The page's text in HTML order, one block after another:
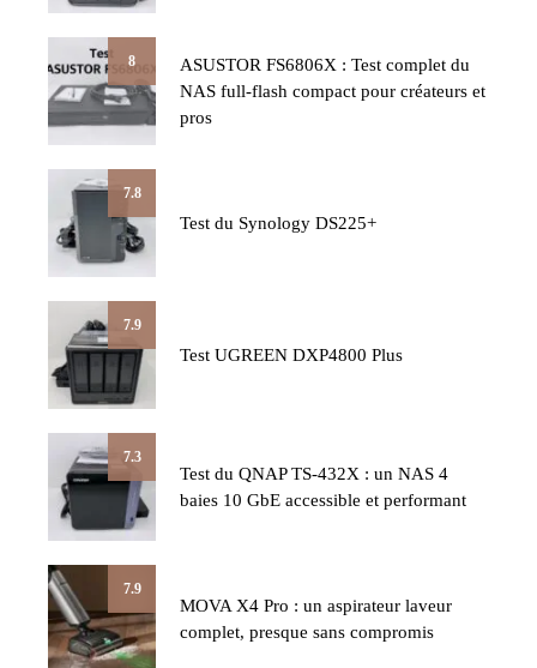
8
ASUSTOR FS6806X : Test complet du
NAS full-flash compact pour créateurs et
pros
7.8
Test du Synology DS225+
7.9
Test UGREEN DXP4800 Plus
7.3
Test du QNAP TS-432X : un NAS 4
baies 10 GbE accessible et performant
7.9
MOVA X4 Pro : un aspirateur laveur
complet, presque sans compromis